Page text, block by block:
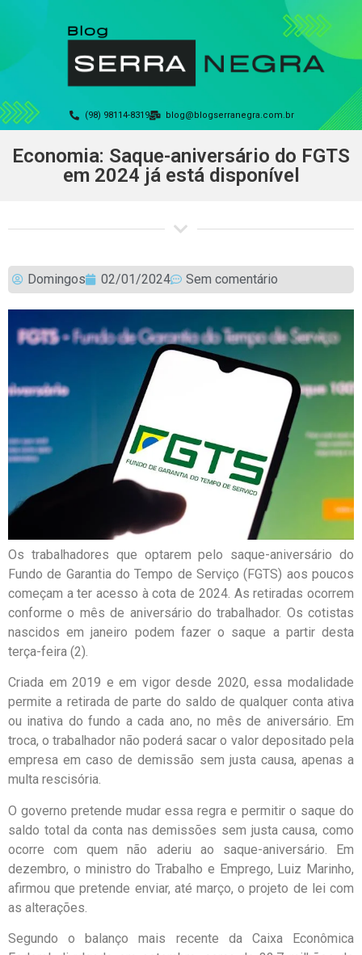
(98) 98114-8319 blog@blogserranegra.com.br
Economia: Saque-aniversário do FGTS
em 2024 já está disponível
Domingos 02/01/2024 Sem comentário
Os trabalhadores que optarem pelo saque-aniversário do
Fundo de Garantia do Tempo de Serviço (FGTS) aos poucos
começam a ter acesso à cota de 2024. As retiradas ocorrem
conforme o mês de aniversário do trabalhador. Os cotistas
nascidos em janeiro podem fazer o saque a partir desta
terça-feira (2).
Criada em 2019 e em vigor desde 2020, essa modalidade
permite a retirada de parte do saldo de qualquer conta ativa
ou inativa do fundo a cada ano, no mês de aniversário. Em
troca, o trabalhador não poderá sacar o valor depositado pela
empresa em caso de demissão sem justa causa, apenas a
multa rescisória.
O governo pretende mudar essa regra e permitir o saque do
saldo total da conta nas demissões sem justa causa, como
ocorre com quem não aderiu ao saque-aniversário. Em
dezembro, o ministro do Trabalho e Emprego, Luiz Marinho,
afirmou que pretende enviar, até março, o projeto de lei com
as alterações.
Segundo o balanço mais recente da Caixa Econômica